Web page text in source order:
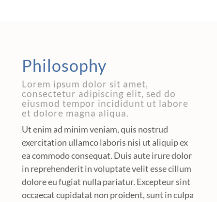
Philosophy
Lorem ipsum dolor sit amet,
consectetur adipiscing elit, sed do
eiusmod tempor incididunt ut labore
et dolore magna aliqua.
Ut enim ad minim veniam, quis nostrud
exercitation ullamco laboris nisi ut aliquip ex
ea commodo consequat. Duis aute irure dolor
in reprehenderit in voluptate velit esse cillum
dolore eu fugiat nulla pariatur. Excepteur sint
occaecat cupidatat non proident, sunt in culpa